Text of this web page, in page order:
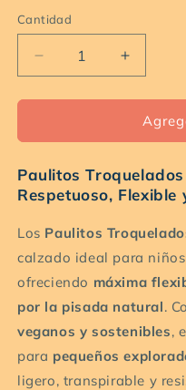
no
disponible
Cantidad
Cantidad
Reducir
cantidad
para
Troquelados
Horma
Anatómica)
Aumentar
cantidad
para
Paulitos
Horma
Paulitos
Respetuoso, Flexible
Los Paulitos
calzado ideal para
ofreciendo máxima
por la pisada natural.
veganos y sostenibles,
para pequeños
ligero, transpirable y